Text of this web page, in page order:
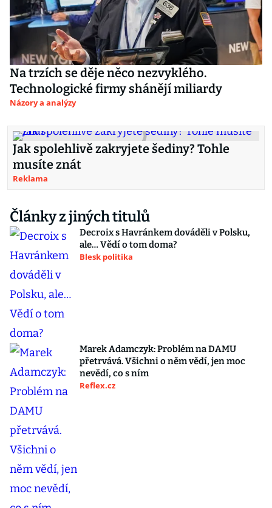
Na trzích se děje něco nezvyklého.
Technologické firmy shánějí miliardy
Názory a analýzy
Jak spolehlivě zakryjete šediny? Tohle
musíte znát
Reklama
Články z jiných titulů
Decroix s Havránkem dováděli v Polsku,
ale… Vědí o tom doma?
Blesk politika
Marek Adamczyk: Problém na DAMU
přetrvává. Všichni o něm vědí, jen moc
nevědí, co s ním
Reflex.cz